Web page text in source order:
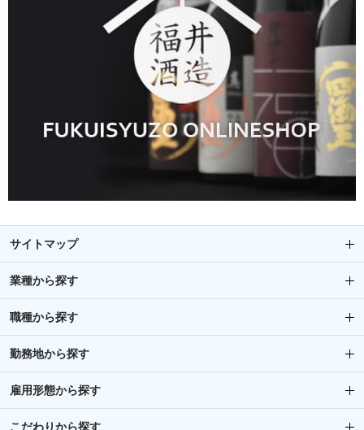
サイトマップ
業種から探す
職種から探す
勤務地から探す
雇用形態から探す
こだわりから探す